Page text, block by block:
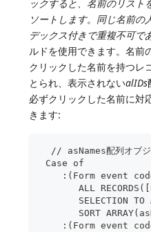
ックすると、名前のリスト
ソートします。同じ名前
デックス付きで重複不可で
ルドを使用できます。名前
クリックした名前を持つレ
とられ、表示されないalIDs
必ずクリックした名前に対
きます:
// asNames配列オブジ
Case of
:(Form event
ALL
SELECTION TO
SORT
:(Form event